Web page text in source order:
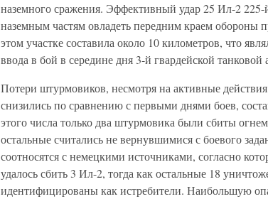
наземного сражения. Эффективный удар 25 Ил-2
наземным частям овладеть передним краем обороны
этом участке составила около 10 километров, что
ввода в бой в середине дня 3-й гвардейской танковой
Потери штурмовиков, несмотря на активные
снизились по сравнению с первыми днями боев,
этого числа только два штурмовика были сбиты
остальные считались не вернувшимися с боевого
соотносятся с немецкими источниками, согласно
удалось сбить 3 Ил-2, тогда как остальные 18
идентифицированы как истребители. Наибольшую